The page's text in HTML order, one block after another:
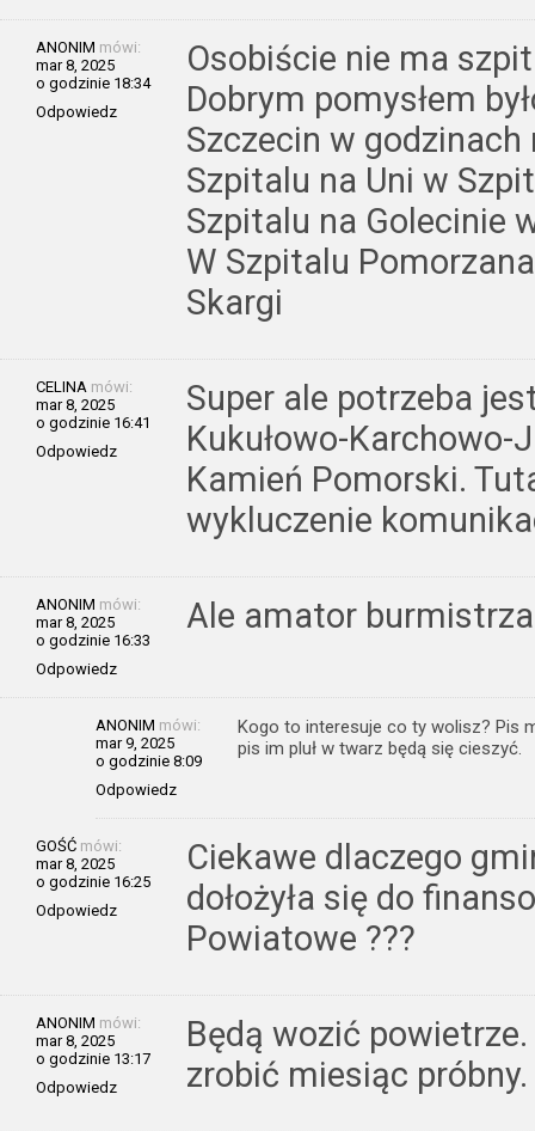
ANONIM mówi:
mar 8, 2025
o godzinie 18:34
Odpowiedz
Osobiście nie ma
Dobrym pomysłem
Szczecin w
Szpitalu na Uni w
Szpitalu na Golecinie
W Szpitalu
Skargi
CELINA mówi:
mar 8, 2025
o godzinie 16:41
Odpowiedz
Super ale potrzeba
Kukułowo-Karchowo-
Kamień Pomorski.
wykluczenie
ANONIM mówi:
mar 8, 2025
o godzinie 16:33
Odpowiedz
Ale amator
ANONIM mówi:
mar 9, 2025
o godzinie 8:09
Odpowiedz
Kogo to interesuje co ty wolisz? Pis
pis im pluł w twarz będą się cieszyć.
GOŚĆ mówi:
mar 8, 2025
o godzinie 16:25
Odpowiedz
Ciekawe dlaczego
dołożyła się do
Powiatowe ???
ANONIM mówi:
mar 8, 2025
o godzinie 13:17
Odpowiedz
Będą wozić
zrobić miesiąc próbny.